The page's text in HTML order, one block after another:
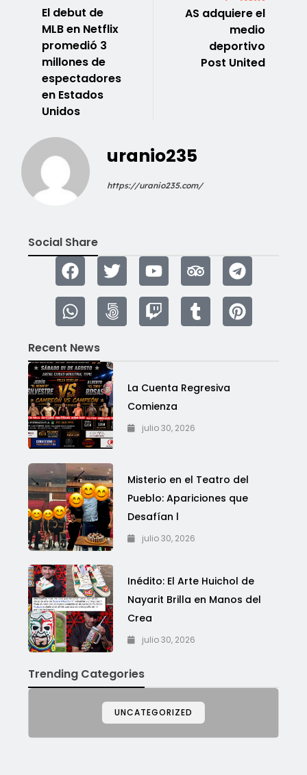
El debut de
MLB en Netflix
promedió 3
millones de
espectadores
en Estados
Unidos
AS adquiere el
medio
deportivo
Post United
uranio235
https://uranio235.com/
Social Share
Recent News
La Cuenta Regresiva
Comienza
julio 30, 2026
Misterio en el Teatro del
Pueblo: Apariciones que
Desafían l
julio 30, 2026
Inédito: El Arte Huichol de
Nayarit Brilla en Manos del
Crea
julio 30, 2026
Trending Categories
UNCATEGORIZED